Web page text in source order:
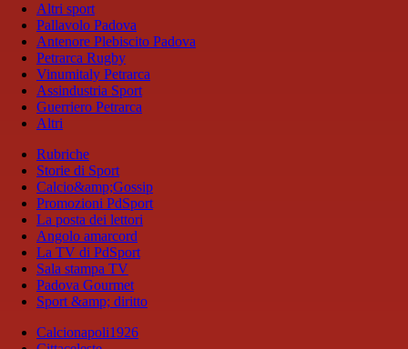
Altri sport
Pallavolo Padova
Antenore Plebiscito Padova
Petrarca Rugby
Vinumitaly Petrarca
Assindustria Sport
Guerriero Petrarca
Altri
Rubriche
Storie di Sport
Calcio&amp;Gossip
Promozioni PdSport
La posta dei lettori
Angolo amarcord
La TV di PdSport
Sala stampa TV
Padova Gourmet
Sport &amp; diritto
Calcionapoli1926